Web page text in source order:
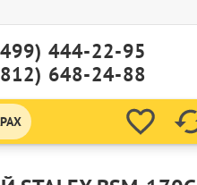
444-22-95
648-24-88